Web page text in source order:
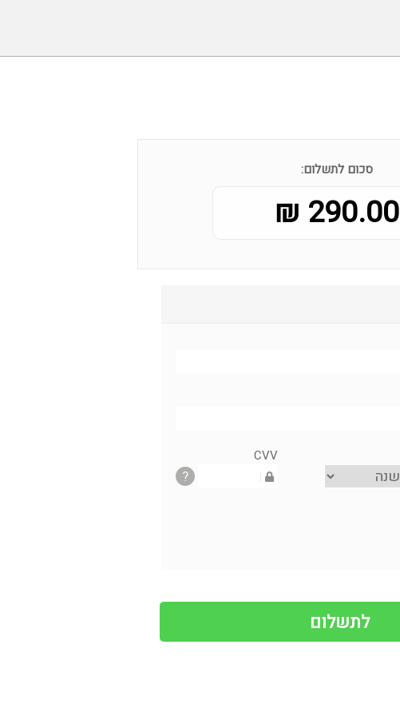
סכום לתשלום:
290.00 ₪
CVV
?